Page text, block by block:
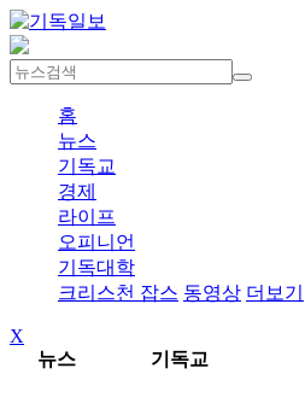
홈
뉴스
기독교
경제
라이프
오피니언
기독대학
크리스천 잡스 동영상 더보기
X
뉴스
기독교